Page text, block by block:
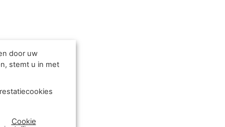
door uw
stemt u in met
Cookie